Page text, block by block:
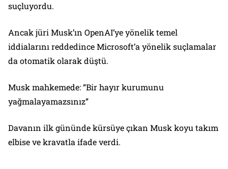
suçluyordu.
Ancak jüri Musk’ın OpenAI’ye yönelik temel
iddialarını reddedince Microsoft’a yönelik suçlamalar
da otomatik olarak düştü.
Musk mahkemede: “Bir hayır kurumunu
yağmalayamazsınız”
Davanın ilk gününde kürsüye çıkan Musk koyu takım
elbise ve kravatla ifade verdi.